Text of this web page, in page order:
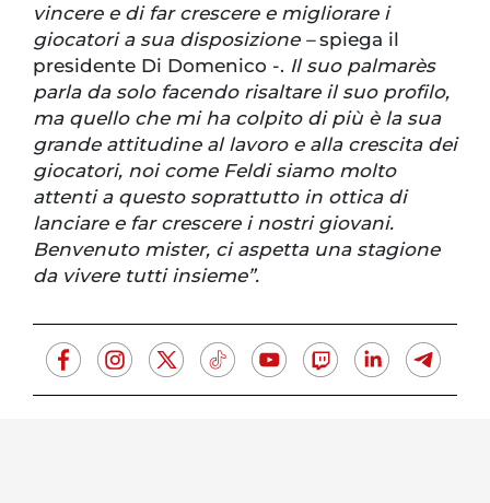
vincere e di far crescere e migliorare i
giocatori a sua disposizione –spiega il
presidente Di Domenico -. Il suo palmarès
parla da solo facendo risaltare il suo profilo,
ma quello che mi ha colpito di più è la sua
grande attitudine al lavoro e alla crescita dei
giocatori, noi come Feldi siamo molto
attenti a questo soprattutto in ottica di
lanciare e far crescere i nostri giovani.
Benvenuto mister, ci aspetta una stagione
da vivere tutti insieme”.